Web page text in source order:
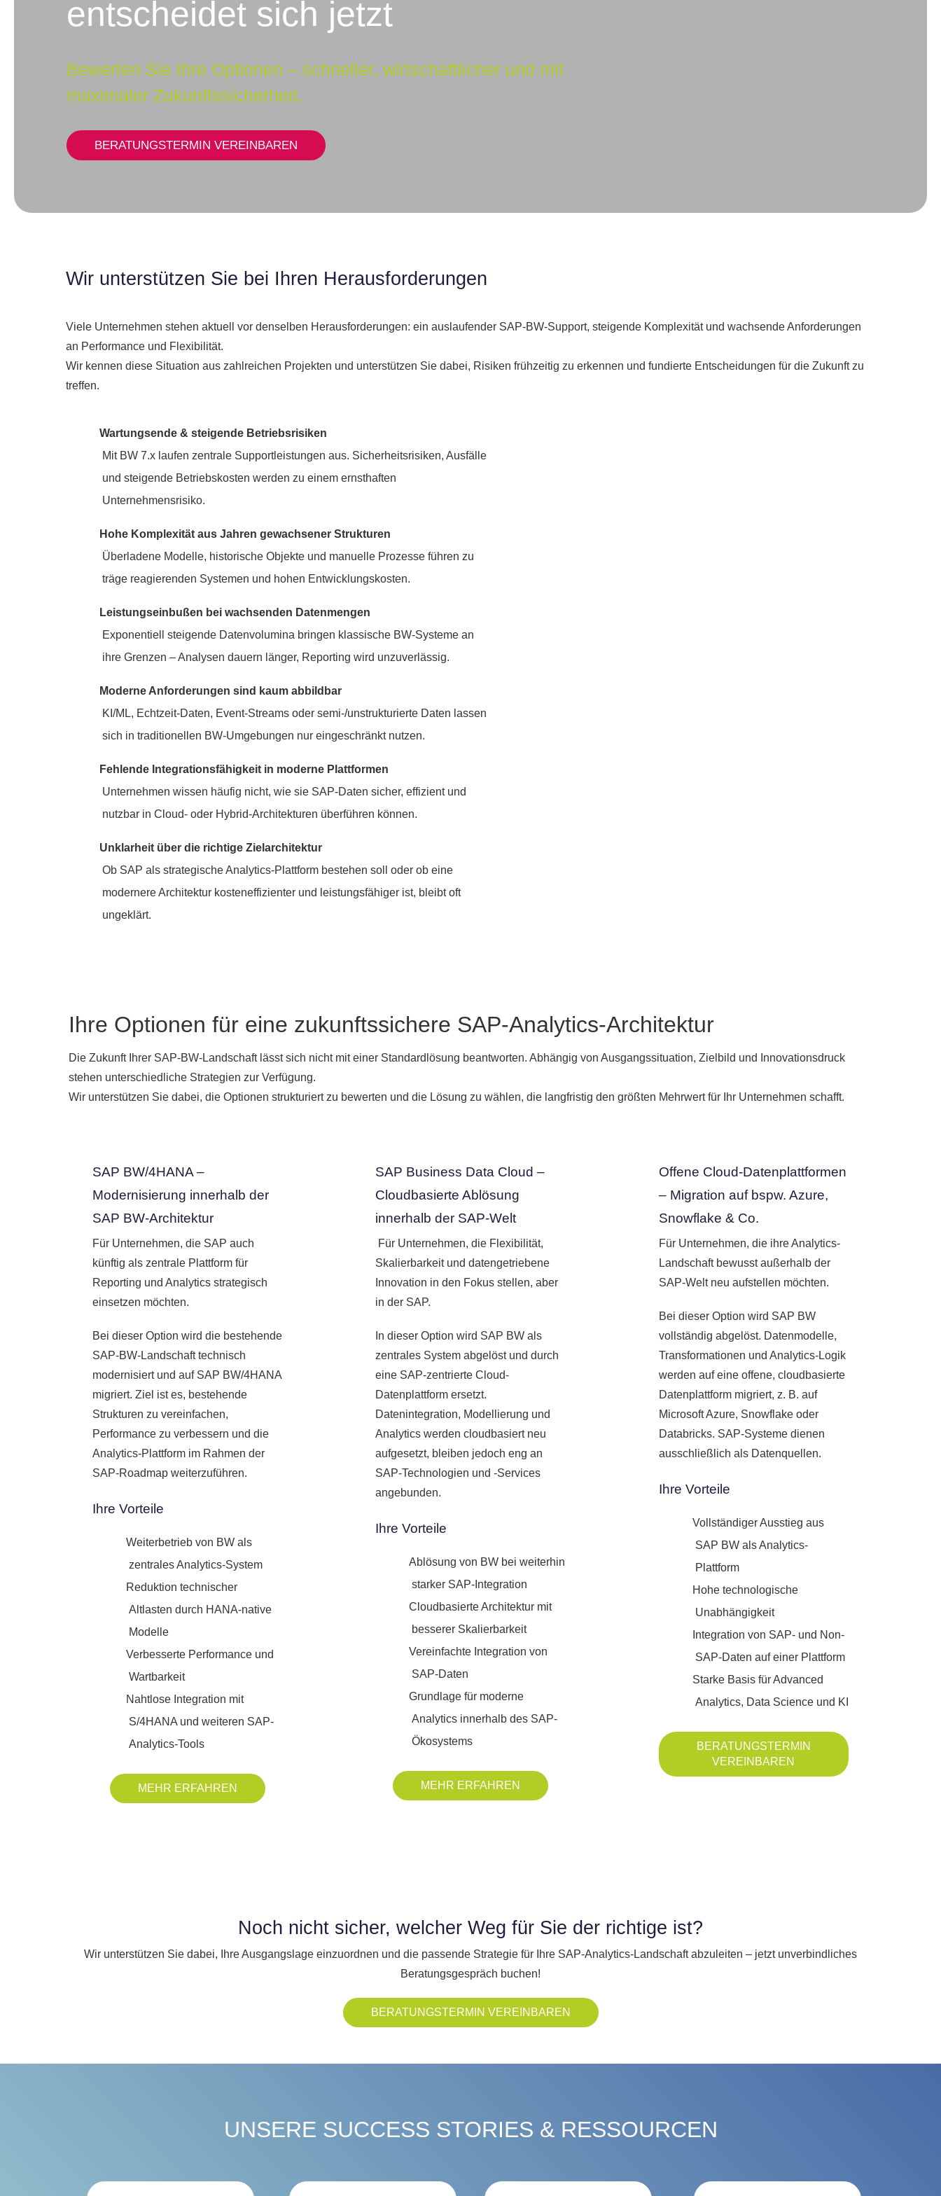
entscheidet sich jetzt
Bewerten Sie Ihre Optionen – schneller, wirtschaftlicher und mit
maximaler Zukunftssicherheit.
BERATUNGSTERMIN VEREINBAREN
Wir unterstützen Sie bei Ihren Herausforderungen
Viele Unternehmen stehen aktuell vor denselben Herausforderungen: ein auslaufender SAP-BW-Support, steigende Komplexität und wachsende Anforderungen
an Performance und Flexibilität.
Wir kennen diese Situation aus zahlreichen Projekten und unterstützen Sie dabei, Risiken frühzeitig zu erkennen und fundierte Entscheidungen für die Zukunft zu
treffen.
Wartungsende & steigende Betriebsrisiken
Mit BW 7.x laufen zentrale Supportleistungen aus. Sicherheitsrisiken, Ausfälle
und steigende Betriebskosten werden zu einem ernsthaften
Unternehmensrisiko.
Hohe Komplexität aus Jahren gewachsener Strukturen
Überladene Modelle, historische Objekte und manuelle Prozesse führen zu
träge reagierenden Systemen und hohen Entwicklungskosten.
Leistungseinbußen bei wachsenden Datenmengen
Exponentiell steigende Datenvolumina bringen klassische BW-Systeme an
ihre Grenzen – Analysen dauern länger, Reporting wird unzuverlässig.
Moderne Anforderungen sind kaum abbildbar
KI/ML, Echtzeit-Daten, Event-Streams oder semi-/unstrukturierte Daten lassen
sich in traditionellen BW-Umgebungen nur eingeschränkt nutzen.
Fehlende Integrationsfähigkeit in moderne Plattformen
Unternehmen wissen häufig nicht, wie sie SAP-Daten sicher, effizient und
nutzbar in Cloud- oder Hybrid-Architekturen überführen können.
Unklarheit über die richtige Zielarchitektur
Ob SAP als strategische Analytics-Plattform bestehen soll oder ob eine
modernere Architektur kosteneffizienter und leistungsfähiger ist, bleibt oft
ungeklärt.
Ihre Optionen für eine zukunftssichere SAP-Analytics-Architektur
Die Zukunft Ihrer SAP-BW-Landschaft lässt sich nicht mit einer Standardlösung beantworten. Abhängig von Ausgangssituation, Zielbild und Innovationsdruck
stehen unterschiedliche Strategien zur Verfügung.
Wir unterstützen Sie dabei, die Optionen strukturiert zu bewerten und die Lösung zu wählen, die langfristig den größten Mehrwert für Ihr Unternehmen schafft.
SAP BW/4HANA –
Modernisierung innerhalb der
SAP BW-Architektur
Für Unternehmen, die SAP auch
künftig als zentrale Plattform für
Reporting und Analytics strategisch
einsetzen möchten.
Bei dieser Option wird die bestehende
SAP-BW-Landschaft technisch
modernisiert und auf SAP BW/4HANA
migriert. Ziel ist es, bestehende
Strukturen zu vereinfachen,
Performance zu verbessern und die
Analytics-Plattform im Rahmen der
SAP-Roadmap weiterzuführen.
Ihre Vorteile
Weiterbetrieb von BW als
zentrales Analytics-System
Reduktion technischer
Altlasten durch HANA-native
Modelle
Verbesserte Performance und
Wartbarkeit
Nahtlose Integration mit
S/4HANA und weiteren SAP-
Analytics-Tools
MEHR ERFAHREN
SAP Business Data Cloud –
Cloudbasierte Ablösung
innerhalb der SAP-Welt
Für Unternehmen, die Flexibilität,
Skalierbarkeit und datengetriebene
Innovation in den Fokus stellen, aber
in der SAP.
In dieser Option wird SAP BW als
zentrales System abgelöst und durch
eine SAP-zentrierte Cloud-
Datenplattform ersetzt.
Datenintegration, Modellierung und
Analytics werden cloudbasiert neu
aufgesetzt, bleiben jedoch eng an
SAP-Technologien und -Services
angebunden.
Ihre Vorteile
Ablösung von BW bei weiterhin
starker SAP-Integration
Cloudbasierte Architektur mit
besserer Skalierbarkeit
Vereinfachte Integration von
SAP-Daten
Grundlage für moderne
Analytics innerhalb des SAP-
Ökosystems
MEHR ERFAHREN
Offene Cloud-Datenplattformen
– Migration auf bspw. Azure,
Snowflake & Co.
Für Unternehmen, die ihre Analytics-
Landschaft bewusst außerhalb der
SAP-Welt neu aufstellen möchten.
Bei dieser Option wird SAP BW
vollständig abgelöst. Datenmodelle,
Transformationen und Analytics-Logik
werden auf eine offene, cloudbasierte
Datenplattform migriert, z. B. auf
Microsoft Azure, Snowflake oder
Databricks. SAP-Systeme dienen
ausschließlich als Datenquellen.
Ihre Vorteile
Vollständiger Ausstieg aus
SAP BW als Analytics-
Plattform
Hohe technologische
Unabhängigkeit
Integration von SAP- und Non-
SAP-Daten auf einer Plattform
Starke Basis für Advanced
Analytics, Data Science und KI
BERATUNGSTERMIN
VEREINBAREN
Noch nicht sicher, welcher Weg für Sie der richtige ist?
Wir unterstützen Sie dabei, Ihre Ausgangslage einzuordnen und die passende Strategie für Ihre SAP-Analytics-Landschaft abzuleiten – jetzt unverbindliches
Beratungsgespräch buchen!
BERATUNGSTERMIN VEREINBAREN
UNSERE SUCCESS STORIES & RESSOURCEN